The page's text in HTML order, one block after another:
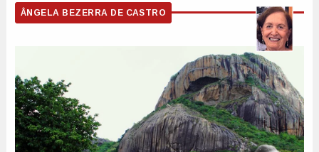
ÂNGELA BEZERRA DE CASTRO